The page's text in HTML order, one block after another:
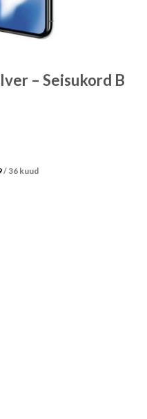
– Seisukord B
/ 36 kuud